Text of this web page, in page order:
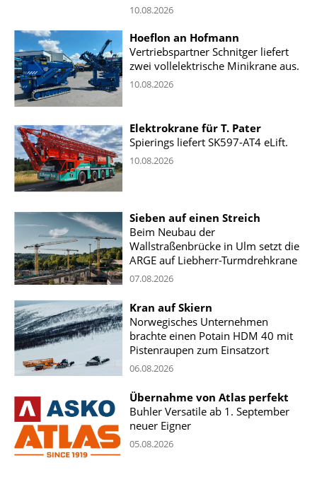
10.08.2026
Hoeflon an Hofmann
Vertriebspartner Schnitger liefert
zwei vollelektrische Minikrane aus.
10.08.2026
Elektrokrane für T. Pater
Spierings liefert SK597-AT4 eLift.
10.08.2026
Sieben auf einen Streich
Beim Neubau der
Wallstraßenbrücke in Ulm setzt die
ARGE auf Liebherr-Turmdrehkrane
07.08.2026
Kran auf Skiern
Norwegisches Unternehmen
brachte einen Potain HDM 40 mit
Pistenraupen zum Einsatzort
06.08.2026
Übernahme von Atlas perfekt
Buhler Versatile ab 1. September
neuer Eigner
05.08.2026